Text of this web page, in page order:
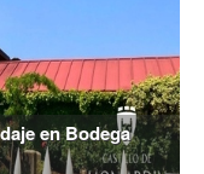
en Bodega